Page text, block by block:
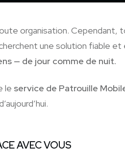
organisation. Cependant,
une solution fiable
— de jour comme de nuit.
le service de Patrouille
AVEC VOUS